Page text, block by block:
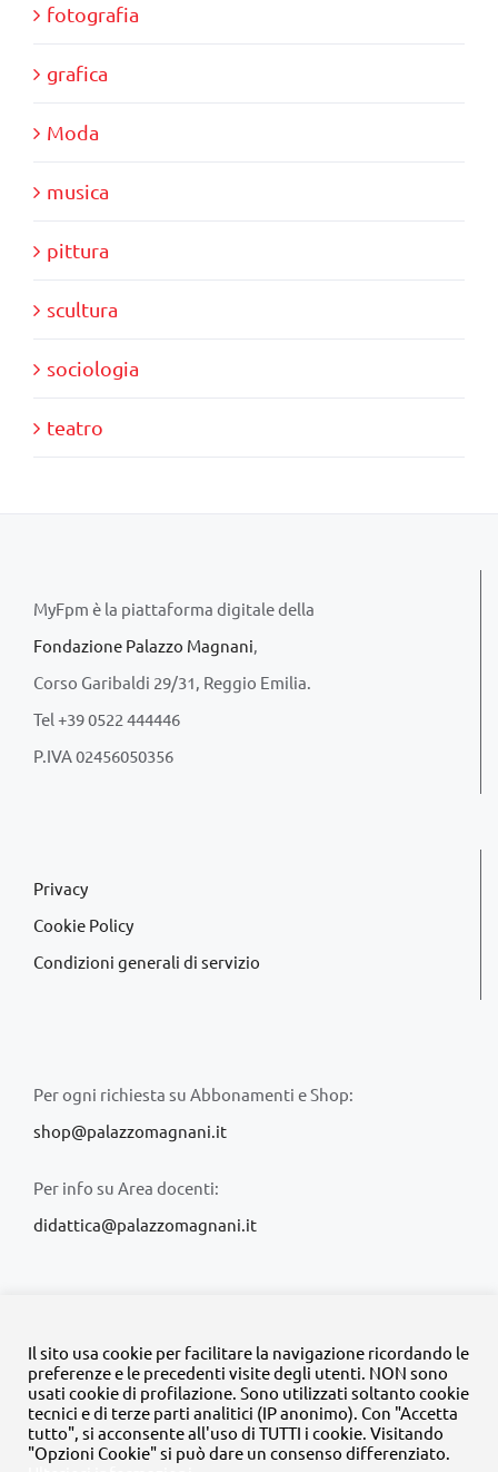
fotografia
grafica
Moda
musica
pittura
scultura
sociologia
teatro
MyFpm è la piattaforma digitale della
Fondazione Palazzo Magnani,
Corso Garibaldi 29/31, Reggio Emilia.
Tel +39 0522 444446
P.IVA 02456050356
Privacy
Cookie Policy
Condizioni generali di servizio
Per ogni richiesta su Abbonamenti e Shop:
shop@palazzomagnani.it
Per info su Area docenti:
didattica@palazzomagnani.it
© Copyright 2020 -2026 | Tutti i diritti riservati | MyFpm è un
progetto dellaFondazione Palazzo Magnani
Il sito usa cookie per facilitare la navigazione ricordando le
preferenze e le precedenti visite degli utenti. NON sono
usati cookie di profilazione. Sono utilizzati soltanto cookie
tecnici e di terze parti analitici (IP anonimo). Con "Accetta
tutto", si acconsente all'uso di TUTTI i cookie. Visitando
"Opzioni Cookie" si può dare un consenso differenziato.